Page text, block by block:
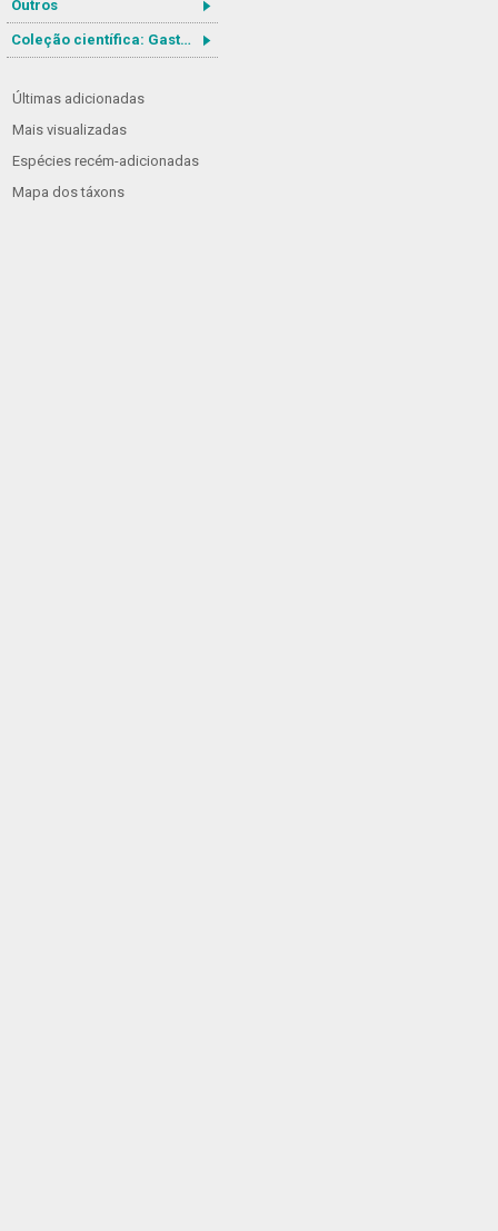
Outros
Coleção científica: Gastrotricha
Últimas adicionadas
Mais visualizadas
Espécies recém-adicionadas
Mapa dos táxons